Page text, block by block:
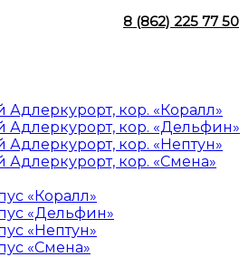
8 (862) 225 77 50
Адлеркурорт, кор. «Коралл»
Адлеркурорт, кор. «Дельфин»
Адлеркурорт, кор. «Нептун»
Адлеркурорт, кор. «Смена»
«Коралл»
«Дельфин»
«Нептун»
«Смена»